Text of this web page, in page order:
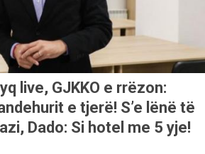
live, GJKKO e rrëzon:
e tjerë! S’e lënë të
Dado: Si hotel me 5 yje!